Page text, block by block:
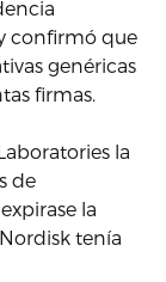
confirmó que
genéricas
firmas.
la
de
la
tenía